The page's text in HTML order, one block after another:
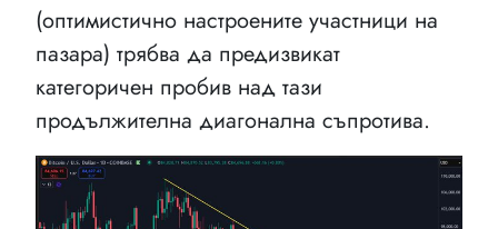
(оптимистично настроените участници на
пазара) трябва да предизвикат
категоричен пробив над тази
продължителна диагонална съпротива.